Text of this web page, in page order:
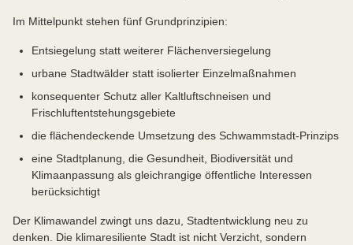
Im Mittelpunkt stehen fünf Grundprinzipien:
Entsiegelung statt weiterer Flächenversiegelung
urbane Stadtwälder statt isolierter Einzelmaßnahmen
konsequenter Schutz aller Kaltluftschneisen und
Frischluftentstehungsgebiete
die flächendeckende Umsetzung des Schwammstadt-Prinzips
eine Stadtplanung, die Gesundheit, Biodiversität und
Klimaanpassung als gleichrangige öffentliche Interessen
berücksichtigt
Der Klimawandel zwingt uns dazu, Stadtentwicklung neu zu
denken. Die klimaresiliente Stadt ist nicht Verzicht, sondern